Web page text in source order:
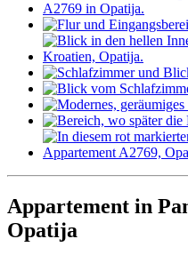
Appartement in
Opatija